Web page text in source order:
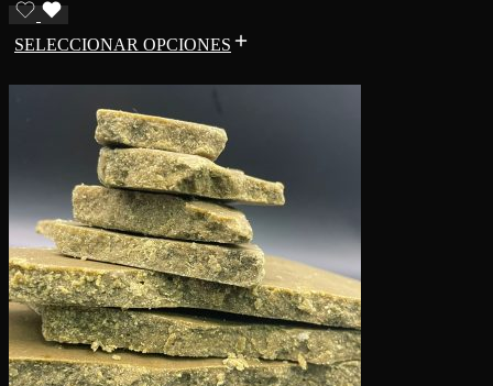
SELECCIONAR OPCIONES